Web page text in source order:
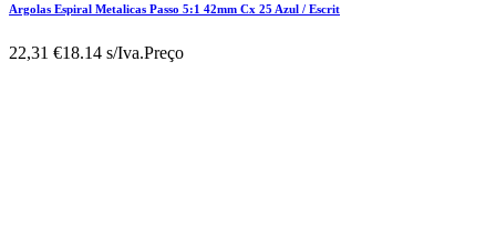
Argolas Espiral Metalicas Passo 5:1 42mm Cx 25 Azul / Escrit
22,31 €18.14 s/Iva.Preço